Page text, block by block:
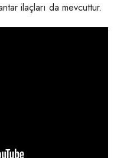
ilaçları da mevcuttur.